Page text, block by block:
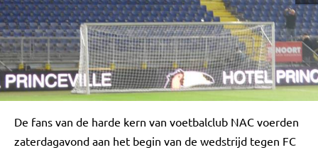
De fans van de harde kern van voetbalclub NAC voerden
zaterdagavond aan het begin van de wedstrijd tegen FC